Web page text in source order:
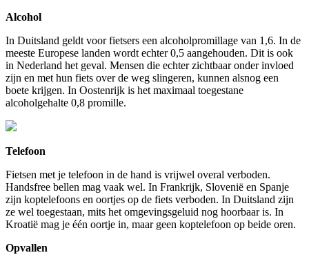
Alcohol
In Duitsland geldt voor fietsers een alcoholpromillage van 1,6. In de
meeste Europese landen wordt echter 0,5 aangehouden. Dit is ook
in Nederland het geval. Mensen die echter zichtbaar onder invloed
zijn en met hun fiets over de weg slingeren, kunnen alsnog een
boete krijgen. In Oostenrijk is het maximaal toegestane
alcoholgehalte 0,8 promille.
Telefoon
Fietsen met je telefoon in de hand is vrijwel overal verboden.
Handsfree bellen mag vaak wel. In Frankrijk, Slovenië en Spanje
zijn koptelefoons en oortjes op de fiets verboden. In Duitsland zijn
ze wel toegestaan, mits het omgevingsgeluid nog hoorbaar is. In
Kroatië mag je één oortje in, maar geen koptelefoon op beide oren.
Opvallen